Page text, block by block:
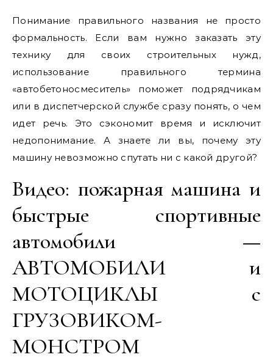
Понимание правильного названия не просто
формальность. Если вам нужно заказать эту
технику для своих строительных нужд,
использование правильного термина
«автобетоносмеситель» поможет подрядчикам
или в диспетчерской службе сразу понять, о чем
идет речь. Это сэкономит время и исключит
недопонимание. А знаете ли вы, почему эту
машину невозможно спутать ни с какой другой?
Видео: пожарная машина и
быстрые спортивные
автомобили —
АВТОМОБИЛИ и
МОТОЦИКЛЫ с
ГРУЗОВИКОМ-
МОНСТРОМ